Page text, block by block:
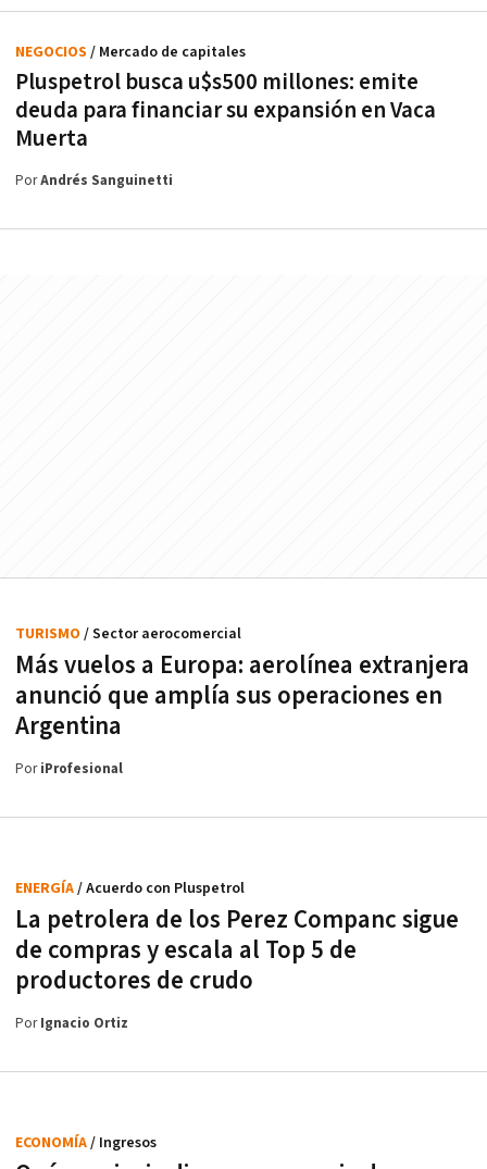
Pluspetrol busca u$s500 millones: emite
deuda para financiar su expansión en Vaca
Muerta
NEGOCIOS / Mercado de capitales
PorAndrés Sanguinetti
Más vuelos a Europa: aerolínea extranjera
anunció que amplía sus operaciones en
Argentina
TURISMO / Sector aerocomercial
PoriProfesional
La petrolera de los Perez Companc sigue
de compras y escala al Top 5 de
productores de crudo
ENERGÍA/ Acuerdo con Pluspetrol
PorIgnacio Ortiz
ECONOMÍA/ Ingresos